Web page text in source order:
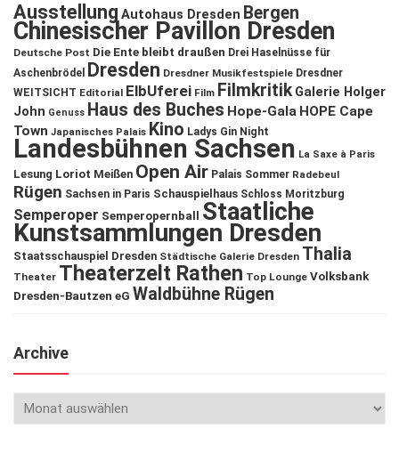
Ausstellung Autohaus Dresden Bergen
Chinesischer Pavillon Dresden
Deutsche Post Die Ente bleibt draußen Drei Haselnüsse für
Aschenbrödel
Dresden Dresdner Musikfestspiele Dresdner
WEITSICHT Editorial ElbUferei Film Filmkritik Galerie Holger
John Genuss Haus des Buches Hope-Gala HOPE Cape
Town Japanisches Palais Kino Ladys Gin Night
Landesbühnen Sachsen La Saxe à Paris
Lesung Loriot Meißen Open Air Palais Sommer Radebeul
Rügen Sachsen in Paris Schauspielhaus Schloss Moritzburg
Semperoper Semperopernball Staatliche
Kunstsammlungen Dresden
Staatsschauspiel Dresden Städtische Galerie Dresden Thalia
Theater Theaterzelt Rathen Top Lounge Volksbank
Dresden-Bautzen eG Waldbühne Rügen
Archive